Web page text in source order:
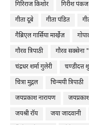
गिरिराज किशोर
गिरीश पंकज
गीता दूबे
गीता पंडित
गैब्रिएल गार्सिया मार्खे़ज़
गौरव त्रिपाठी
गौरव सक्सेना
चंद्रधर शर्मा गुलेरी
चण्डीदत्त
चित्रा मुद्गल
चिन्मयी त्रिपाठी
जयप्रकाश नारायण
जयश्री रॉय
जया जादवानी